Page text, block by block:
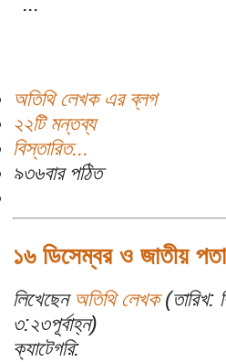
অতিথি লেখক এর ব্লগ
২২টি মন্তব্য
বিস্তারিত...
৯৩৬বার পঠিত
১৬ ডিসেম্বর ও জাতীয়
লিখেছেন অতিথি লেখক(তারিখ:
৩:২৩পূর্বাহ্ন)
ক্যাটেগরি: